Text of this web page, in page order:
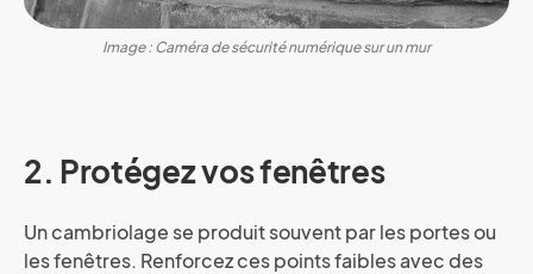
Image : Caméra de sécurité numérique sur un mur
2. Protégez vos fenêtres
Un cambriolage se produit souvent par les portes ou
les fenêtres. Renforcez ces points faibles avec des